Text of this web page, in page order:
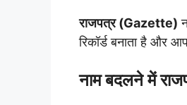
राजपत्र (Gazette)
रिकॉर्ड बनाता है और
नाम बदलने में